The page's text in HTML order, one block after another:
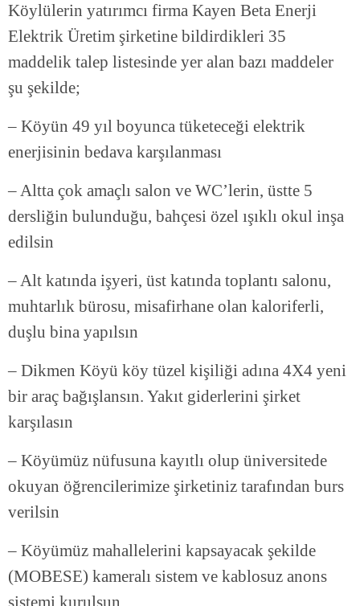
Köylülerin yatırımcı firma Kayen Beta Enerji
Elektrik Üretim şirketine bildirdikleri 35
maddelik talep listesinde yer alan bazı maddeler
şu şekilde;
– Köyün 49 yıl boyunca tüketeceği elektrik
enerjisinin bedava karşılanması
– Altta çok amaçlı salon ve WC’lerin, üstte 5
dersliğin bulunduğu, bahçesi özel ışıklı okul inşa
edilsin
– Alt katında işyeri, üst katında toplantı salonu,
muhtarlık bürosu, misafirhane olan kaloriferli,
duşlu bina yapılsın
– Dikmen Köyü köy tüzel kişiliği adına 4X4 yeni
bir araç bağışlansın. Yakıt giderlerini şirket
karşılasın
– Köyümüz nüfusuna kayıtlı olup üniversitede
okuyan öğrencilerimize şirketiniz tarafından burs
verilsin
– Köyümüz mahallelerini kapsayacak şekilde
(MOBESE) kameralı sistem ve kablosuz anons
sistemi kurulsun